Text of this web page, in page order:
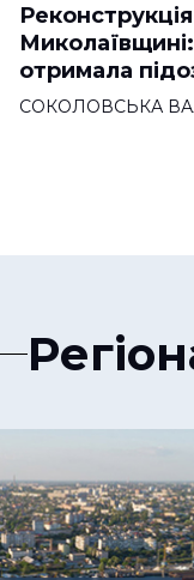
Реконструкція
Миколаївщині:
отримала
СОКОЛОВСЬКА